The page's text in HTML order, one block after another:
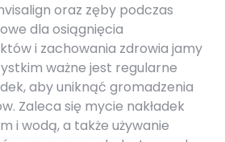
oraz zęby podczas
dla osiągnięcia
i zachowania zdrowia jamy
ważne jest regularne
aby uniknąć gromadzenia
Zaleca się mycie nakładek
i wodą, a także używanie